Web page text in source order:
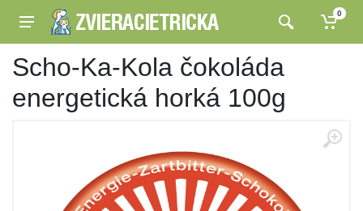
0
Scho-Ka-Kola čokoláda
energetická horká 100g